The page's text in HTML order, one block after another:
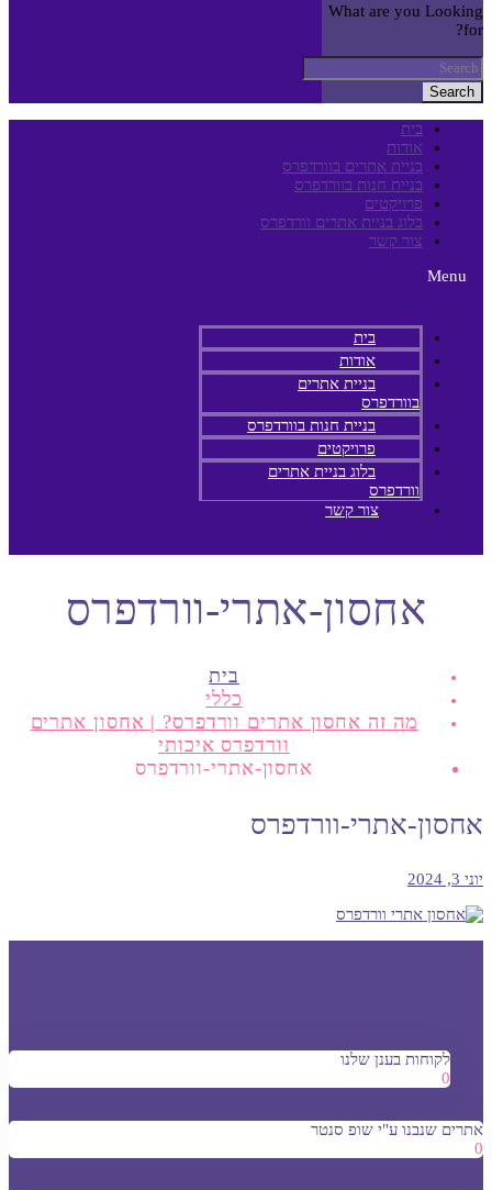
What are you Looking
for?
Search
בית
אודות
בניית אתרים בוורדפרס
בניית חנות בוורדפרס
פרויקטים
בלוג בניית אתרים וורדפרס
צור קשר
Menu
בית
אודות
בניית אתרים
בוורדפרס
בניית חנות בוורדפרס
פרויקטים
בלוג בניית אתרים
וורדפרס
צור קשר
אחסון-אתרי-וורדפרס
בית
כללי
מה זה אחסון אתרים וורדפרס? | אחסון אתרים
וורדפרס איכותי
אחסון-אתרי-וורדפרס
אחסון-אתרי-וורדפרס
יוני 3, 2024
לקוחות בענן שלנו
0
אתרים שנבנו ע"י שופ סנטר
0